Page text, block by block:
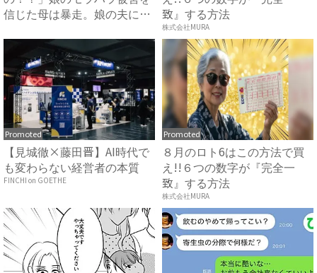
信じた母は暴走。娘の夫に電
致』する方法
株式会社MURA
Promoted
【見城徹×藤田晋】AI時代で
も変わらない経営者の本質
FINCHI on GOETHE
Promoted
８月のロト6はこの方法で買
え!!６つの数字が『完全一
致』する方法
株式会社MURA